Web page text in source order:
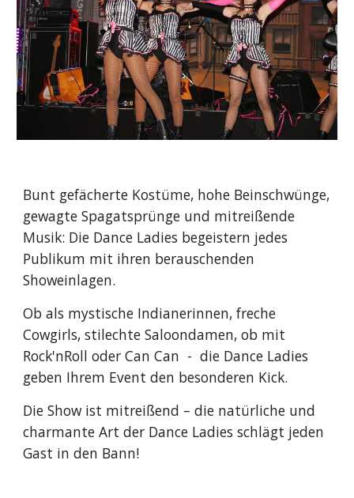
Bunt gefächerte Kostüme, hohe Beinschwünge,
gewagte Spagatsprünge und mitreißende
Musik: Die Dance Ladies begeistern jedes
Publikum mit ihren berauschenden
Showeinlagen.
Ob als mystische Indianerinnen, freche
Cowgirls, stilechte Saloondamen, ob mit
Rock'nRoll oder Can Can  -  die Dance Ladies
geben Ihrem Event den besonderen Kick.
Die Show ist mitreißend – die natürliche und
charmante Art der Dance Ladies schlägt jeden
Gast in den Bann!